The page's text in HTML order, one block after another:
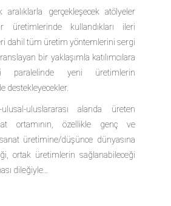
aralıklarla gerçekleşecek atölyeler
üretimlerinde kullandıkları ileri
dahil tüm üretim yöntemlerini sergi
bir yaklaşımla katılımcılara
paralelinde yeni üretimlerin
destekleyecekler.
uluslararası alanda üreten
ortamının, özellikle genç ve
üretimine/düşünce dünyasına
ortak üretimlerin sağlanabileceği
dileğiyle…